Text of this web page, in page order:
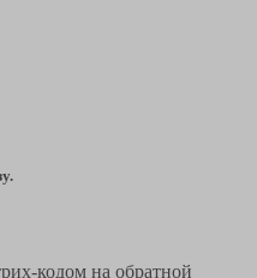
кодом на обратной